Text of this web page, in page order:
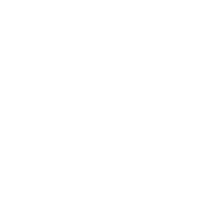
りません。
未対応品が
月12日よ